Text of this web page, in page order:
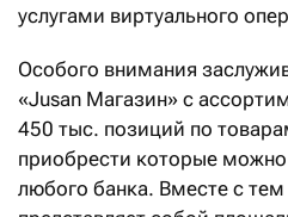
услугами виртуального
Особого внимания
«Jusan Магазин» с
450 тыс. позиций по
приобрести которые можно
любого банка. Вместе с